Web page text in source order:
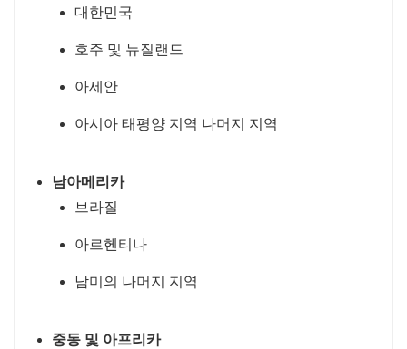
대한민국
호주 및 뉴질랜드
아세안
아시아 태평양 지역 나머지 지역
남아메리카
브라질
아르헨티나
남미의 나머지 지역
중동 및 아프리카